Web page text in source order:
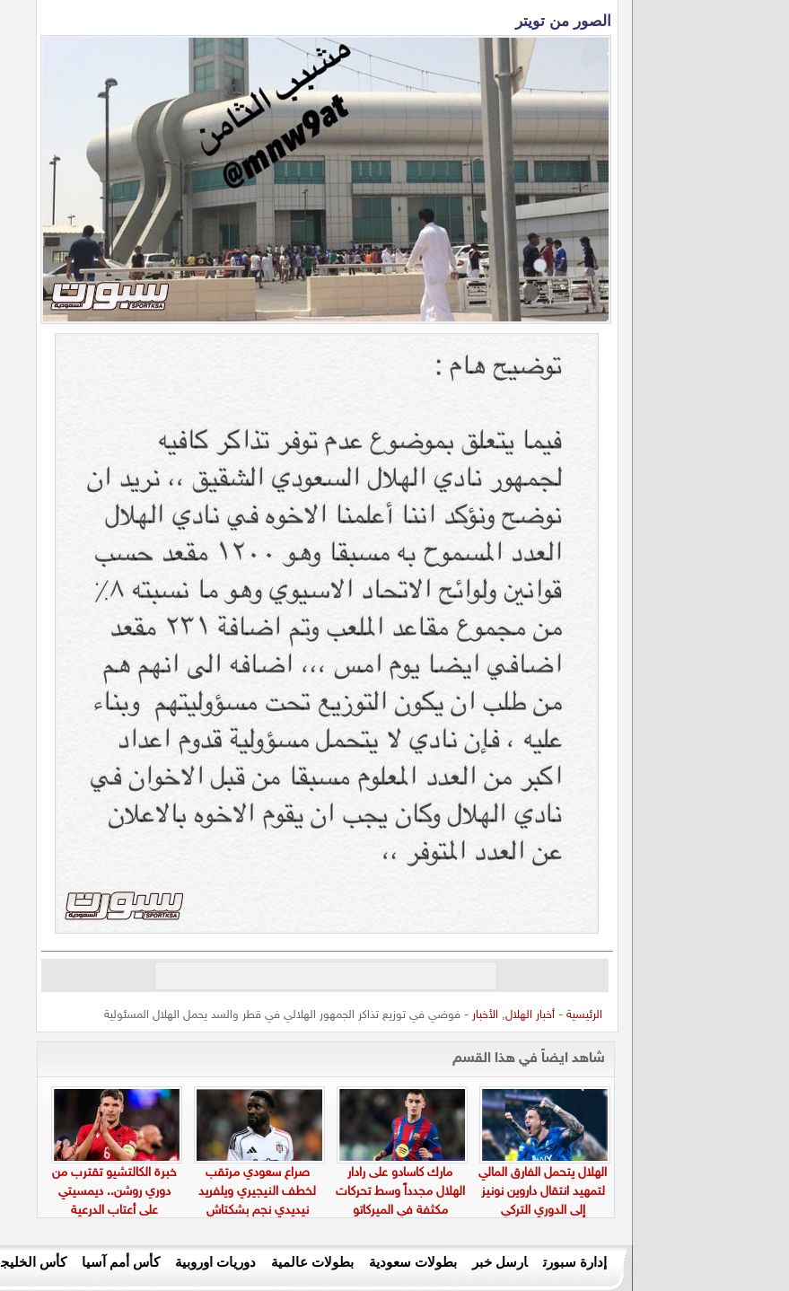
الصور من تويتر
الرئيسية -أخبار الهلال, الأخبار - فوضي في توزيع تذاكر الجمهور الهلالي في قطر والسد يحمل الهلال المسئولية
شاهد ايضاً في هذا القسم
الهلال يتحمل الفارق المالي
لتمهيد انتقال داروين نونيز
إلى الدوري التركي
مارك كاسادو على رادار
الهلال مجدداً وسط تحركات
مكثفة في الميركاتو
صراع سعودي مرتقب
لخطف النيجيري ويلفريد
نيديدي نجم بشكتاش
خبرة الكالتشيو تقترب من
دوري روشن.. ديمسيتي
على أعتاب الدرعية
إدارة سبورت ارسل خبر بطولات سعودية بطولات عالمية دوريات اوروبية كأس أمم آسيا كأس الخليج